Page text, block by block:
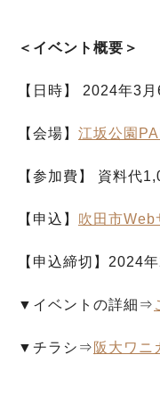
＜イベント概要＞
【日時】 2024年3
【会場】 江坂公園
【参加費】 資料代
【申込】 吹田市Web
【申込締切】2024
▼イベントの詳細⇒
▼チラシ⇒ 阪大ワニ